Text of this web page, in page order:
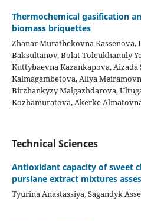
Thermochemical gasification
biomass briquettes
Zhanar Muratbekovna Kassenova,
Baksultanov, Bolat Toleukhanuly
Kuttybaevna Kazankapova, Aizada
Kalmagambetova, Aliya
Birzhankyzy Malgazhdarova,
Kozhamuratova, Akerke
Technical Sciences
Antioxidant capacity of sweet
purslane extract mixtures
Tyurina Anastassiya, Sagandyk